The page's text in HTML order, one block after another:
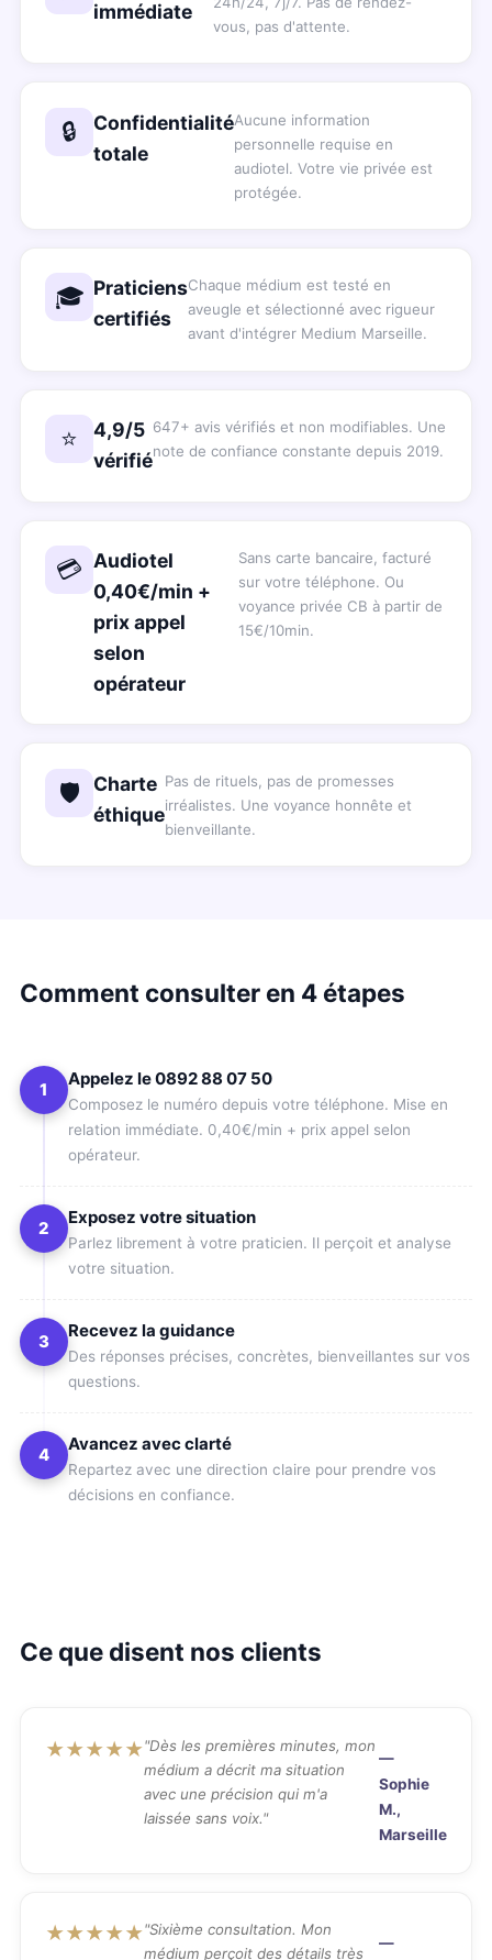
immédiate
vous, pas d'attente.
🔒
Confidentialité
totale
Aucune information
personnelle requise en
audiotel. Votre vie privée est
protégée.
🎓 Praticiens
certifiés
Chaque médium est testé en
aveugle et sélectionné avec rigueur
avant d'intégrer Medium Marseille.
⭐
4,9/5
vérifié
647+ avis vérifiés et non modifiables. Une
note de confiance constante depuis 2019.
💳 Audiotel
0,40€/min +
prix appel
selon
opérateur
Sans carte bancaire, facturé
sur votre téléphone. Ou
voyance privée CB à partir de
15€/10min.
🛡️
Charte
éthique
Pas de rituels, pas de promesses
irréalistes. Une voyance honnête et
bienveillante.
Comment consulter en 4 étapes
1
Appelez le 0892 88 07 50
Composez le numéro depuis votre téléphone. Mise en
relation immédiate. 0,40€/min + prix appel selon
opérateur.
2
Exposez votre situation
Parlez librement à votre praticien. Il perçoit et analyse
votre situation.
3
Recevez la guidance
Des réponses précises, concrètes, bienveillantes sur vos
questions.
4
Avancez avec clarté
Repartez avec une direction claire pour prendre vos
décisions en confiance.
Ce que disent nos clients
★★★★★"Dès les premières minutes, mon
médium a décrit ma situation
avec une précision qui m'a
laissée sans voix."
—
Sophie
M.,
Marseille
★★★★★"Sixième consultation. Mon
médium perçoit des détails très
—